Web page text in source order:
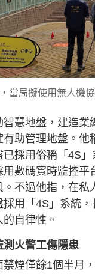
當局擬使用無人機
慧地盤，建造業
助管理地盤。他
採用俗稱「4S
數碼實時監控平
不過他指，在私
採用「4S」系統
自律性。
火警工傷隱患
煙僅餘1個半月